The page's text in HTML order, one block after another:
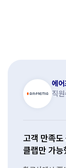
에
직
고객 만족
클랩만 가능